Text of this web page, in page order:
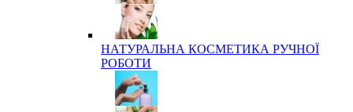
НАТУРАЛЬНА КОСМЕТИКА РУЧНОЇ
РОБОТИ